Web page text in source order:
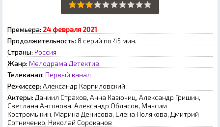
Премьера: 24 февраля 2021
Продолжительность: 8 серий по 45 мин.
Страны: Россия
Жанр: Мелодрама Детектив
Телеканал: Первый канал
Режиссер: Александр Карпиловский
Актеры: Даниил Страхов, Анна Казючиц, Александр Гришин,
Светлана Антонова, Александр Обласов, Максим
Костромыкин, Марина Денисова, Елена Полякова, Дмитрий
Сотниченко, Николай Сороканов